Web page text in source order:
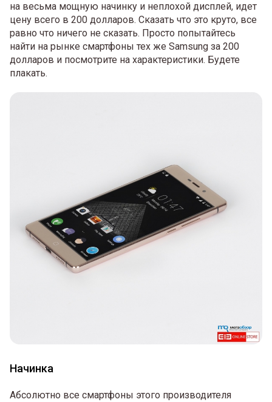
на весьма мощную начинку и неплохой дисплей, идет
цену всего в 200 долларов. Сказать что это круто, все
равно что ничего не сказать. Просто попытайтесь
найти на рынке смартфоны тех же Samsung за 200
долларов и посмотрите на характеристики. Будете
плакать.
Начинка
Абсолютно все смартфоны этого производителя